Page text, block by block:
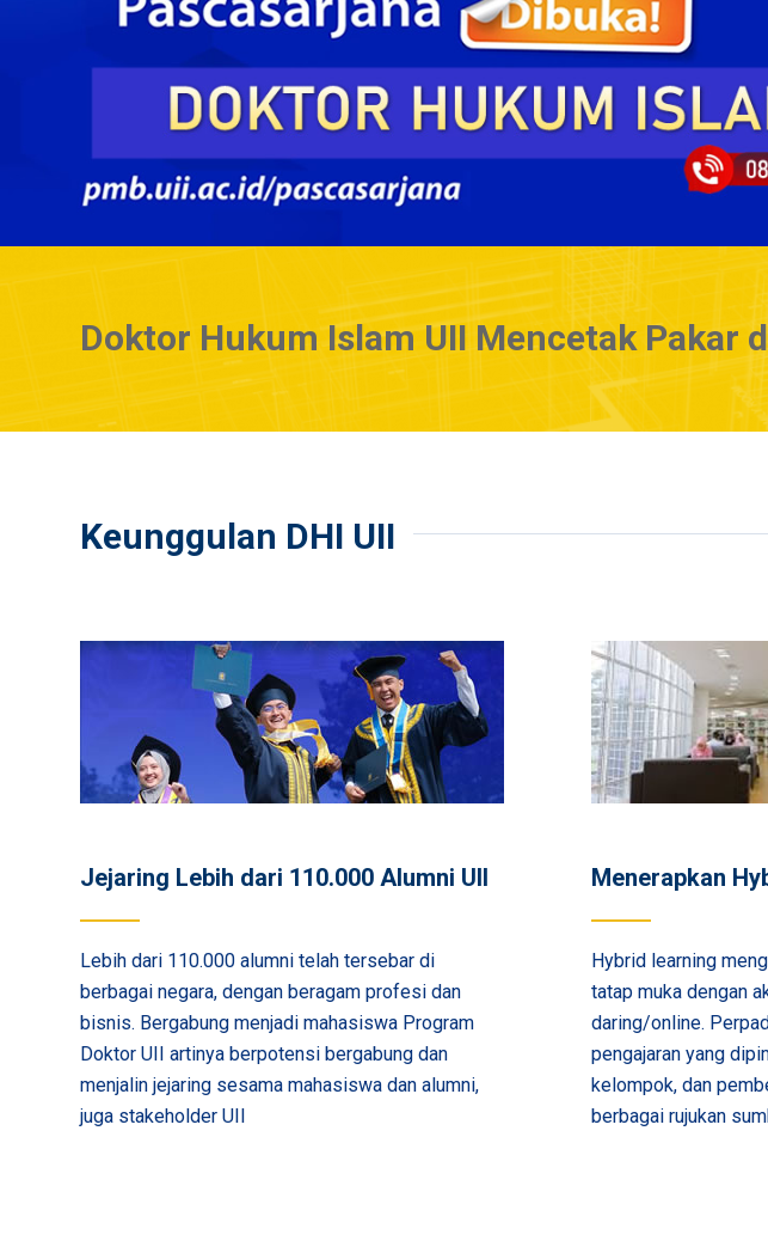
Doktor Hukum Islam UII Mencetak Pakar
Keunggulan DHI UII
Jejaring Lebih dari 110.000 Alumni UII
Lebih dari 110.000 alumni telah tersebar di
berbagai negara, dengan beragam profesi dan
bisnis. Bergabung menjadi mahasiswa Program
Doktor UII artinya berpotensi bergabung dan
menjalin jejaring sesama mahasiswa dan alumni,
juga stakeholder UII
Menerapkan
Hybrid learning
tatap muka dengan
daring/online.
pengajaran yang
kelompok, dan
berbagai rujukan